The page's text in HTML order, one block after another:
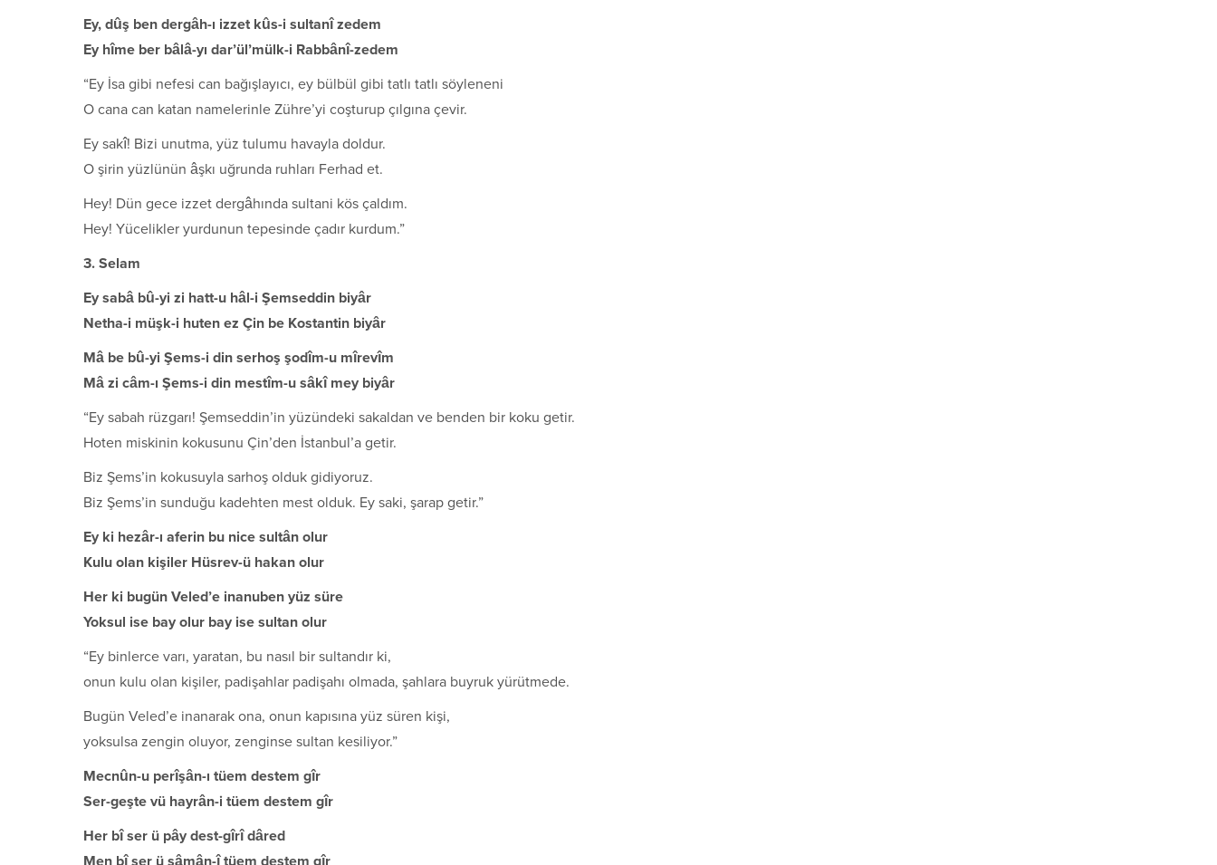
Ey, dûş ben dergâh-ı izzet kûs-i sultanî zedem
Ey hîme ber bâlâ-yı dar’ül’mülk-i Rabbânî-zedem
“Ey İsa gibi nefesi can bağışlayıcı, ey bülbül gibi tatlı tatlı söyleneni
O cana can katan namelerinle Zühre’yi coşturup çılgına çevir.
Ey sakî! Bizi unutma, yüz tulumu havayla doldur.
O şirin yüzlünün âşkı uğrunda ruhları Ferhad et.
Hey! Dün gece izzet dergâhında sultani kös çaldım.
Hey! Yücelikler yurdunun tepesinde çadır kurdum.”
3. Selam
Ey sabâ bû-yi zi hatt-u hâl-i Şemseddin biyâr
Netha-i müşk-i huten ez Çin be Kostantin biyâr
Mâ be bû-yi Şems-i din serhoş şodîm-u mîrevîm
Mâ zi câm-ı Şems-i din mestîm-u sâkî mey biyâr
“Ey sabah rüzgarı! Şemseddin’in yüzündeki sakaldan ve benden bir koku getir.
Hoten miskinin kokusunu Çin’den İstanbul’a getir.
Biz Şems’in kokusuyla sarhoş olduk gidiyoruz.
Biz Şems’in sunduğu kadehten mest olduk. Ey saki, şarap getir.”
Ey ki hezâr-ı aferin bu nice sultân olur
Kulu olan kişiler Hüsrev-ü hakan olur
Her ki bugün Veled’e inanuben yüz süre
Yoksul ise bay olur bay ise sultan olur
“Ey binlerce varı, yaratan, bu nasıl bir sultandır ki,
onun kulu olan kişiler, padişahlar padişahı olmada, şahlara buyruk yürütmede.
Bugün Veled’e inanarak ona, onun kapısına yüz süren kişi,
yoksulsa zengin oluyor, zenginse sultan kesiliyor.”
Mecnûn-u perîşân-ı tüem destem gîr
Ser-geşte vü hayrân-i tüem destem gîr
Her bî ser ü pây dest-gîrî dâred
Men bî ser ü sâmân-î tüem destem gîr